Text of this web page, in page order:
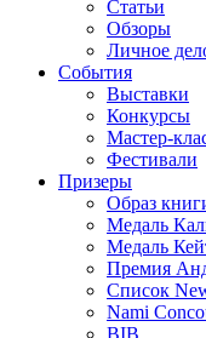
Статьи
Обзоры
Личное
События
Выставки
Конкурсы
Мастер-
Фестивали
Призеры
Образ
Медаль
Медаль
Премия
Список
Nami
BIB